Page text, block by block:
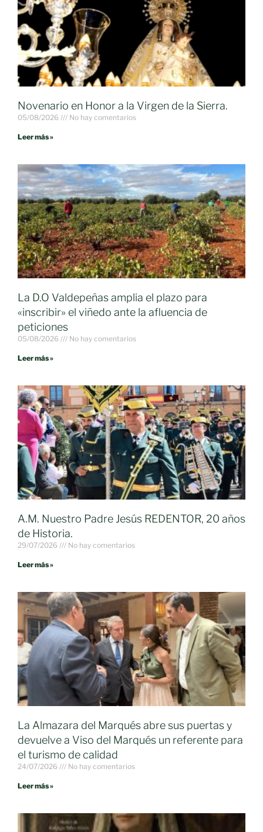
Novenario en Honor a la Virgen de la Sierra.
05/08/2026 No hay comentarios
Leer más »
La D.O Valdepeñas amplia el plazo para
«inscribir» el viñedo ante la afluencia de
peticiones
05/08/2026 No hay comentarios
Leer más »
A.M. Nuestro Padre Jesús REDENTOR, 20 años
de Historia.
29/07/2026 No hay comentarios
Leer más »
La Almazara del Marqués abre sus puertas y
devuelve a Viso del Marqués un referente para
el turismo de calidad
24/07/2026 No hay comentarios
Leer más »